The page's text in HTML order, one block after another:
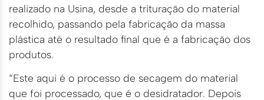
realizado na Usina, desde a trituração do material
recolhido, passando pela fabricação da massa
plástica até o resultado final que é a fabricação dos
produtos.
“Este aqui é o processo de secagem do material
que foi processado, que é o desidratador. Depois